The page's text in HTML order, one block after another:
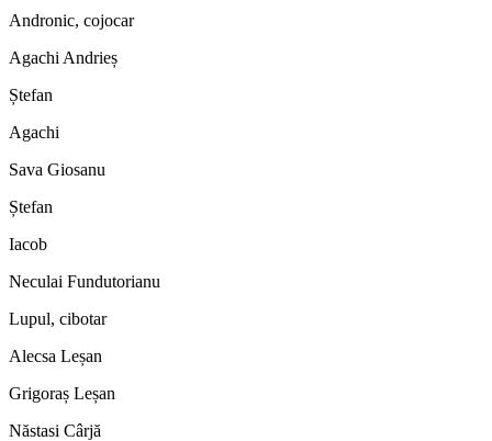
Andronic, cojocar
Agachi Andrieș
Ștefan
Agachi
Sava Giosanu
Ștefan
Iacob
Neculai Fundutorianu
Lupul, cibotar
Alecsa Leșan
Grigoraș Leșan
Năstasi Cârjă